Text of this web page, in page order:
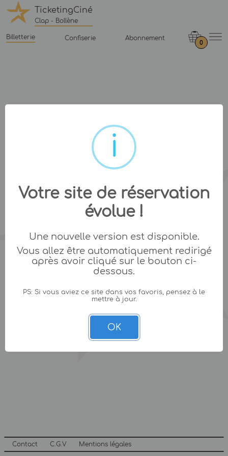
TicketingCiné
Clap - Bollène
Billetterie Confiserie Abonnement
0
Contact C.G.V Mentions légales
Votre site de réservation
évolue !
Une nouvelle version est disponible.
Vous allez être automatiquement redirigé
après avoir cliqué sur le bouton ci-
dessous.
PS: Si vous aviez ce site dans vos favoris, pensez à le
mettre à jour.
OK